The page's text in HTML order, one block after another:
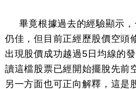
畢竟根據過去的經驗顯示
仍佳，但目前正經歷股價空頭
出現股價成功越過5 日均線的
讀這檔股票已經開始擺脫先前
另一方面也可正向解釋，這是